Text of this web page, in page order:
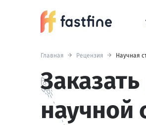
Главная Рецензия Научная
научной